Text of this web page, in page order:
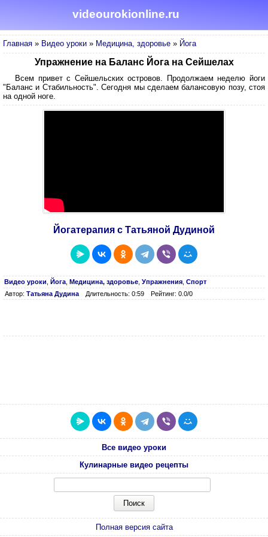
videourokionline.ru
Главная » Видео уроки » Медицина, здоровье » Йога
Упражнение на Баланс Йога на Сейшелах
Всем привет с Сейшельских островов. Продолжаем неделю йоги
"Баланс и Стабильность". Сегодня мы сделаем балансовую позу, стоя
на одной ноге.
Йогатерапия с Татьяной Дудиной
Видео уроки Йога Медицина, здоровье Упражнения Спорт
Автор: Татьяна Дудина Длительность: 0:59 Рейтинг: 0.0/0
Все видео уроки
Кулинарные видео рецепты
Полная версия сайта